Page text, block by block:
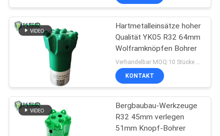
Hartmetalleinsätze hoher
Qualität YK05 R32 64mm
Wolframknöpfen Bohrer
KONTAKT
Bergbaubau-Werkzeuge
R32 45mm verlegen
51mm Knopf-Bohrer